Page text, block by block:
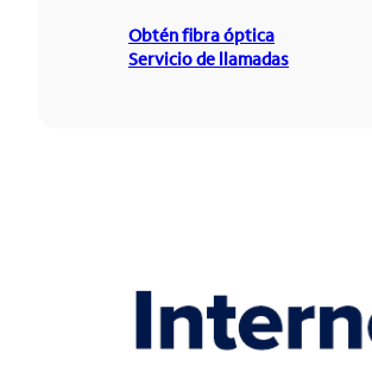
Obtén fibra óptica
Servicio de llamadas